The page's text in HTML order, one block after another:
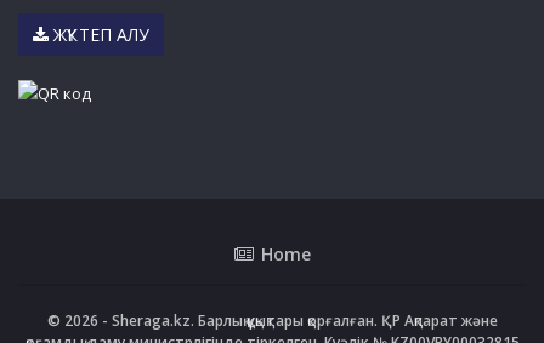
ЖҮКТЕП АЛУ
Home
© 2026 - Sheraga.kz. Барлық құқықтары қорғалған. ҚР Ақпарат және